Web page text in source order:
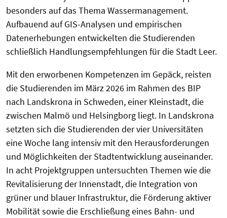
besonders auf das Thema Wassermanagement.
Aufbauend auf GIS-Analysen und empirischen
Datenerhebungen entwickelten die Studierenden
schließlich Handlungsempfehlungen für die Stadt Leer.
Mit den erworbenen Kompetenzen im Gepäck, reisten
die Studierenden im März 2026 im Rahmen des BIP
nach Landskrona in Schweden, einer Kleinstadt, die
zwischen Malmö und Helsingborg liegt. In Landskrona
setzten sich die Studierenden der vier Universitäten
eine Woche lang intensiv mit den Herausforderungen
und Möglichkeiten der Stadtentwicklung auseinander.
In acht Projektgruppen untersuchten Themen wie die
Revitalisierung der Innenstadt, die Integration von
grüner und blauer Infrastruktur, die Förderung aktiver
Mobilität sowie die Erschließung eines Bahn- und